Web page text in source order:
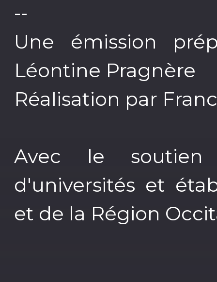
--
Une émission
Léontine Pragnère
Réalisation par
Avec le
d'universités et
et de la Région